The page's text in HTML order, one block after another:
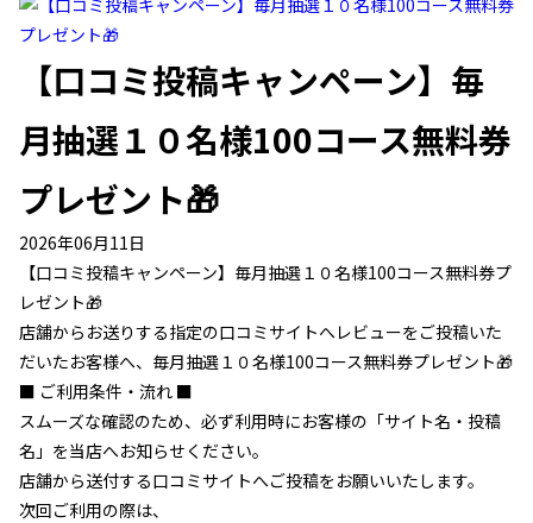
【口コミ投稿キャンペーン】毎
月抽選１０名様100コース無料券
プレゼント🎁
2026年06月11日
【口コミ投稿キャンペーン】毎月抽選１０名様100コース無料券プ
レゼント🎁
店舗からお送りする指定の口コミサイトへレビューをご投稿いた
だいたお客様へ、毎月抽選１０名様100コース無料券プレゼント🎁
■ ご利用条件・流れ ■
スムーズな確認のため、必ず利用時にお客様の「サイト名・投稿
名」を当店へお知らせください。
店舗から送付する口コミサイトへご投稿をお願いいたします。
次回ご利用の際は、